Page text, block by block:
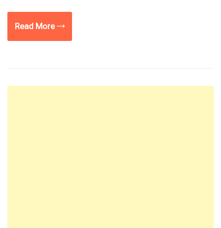
Read More →